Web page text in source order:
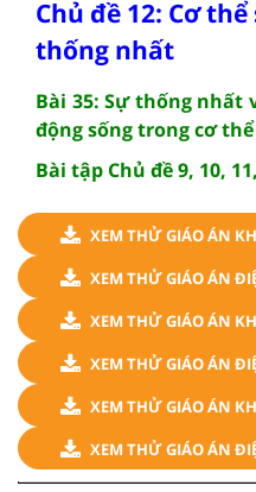
Chủ đề 12: Cơ
thống nhất
Bài 35: Sự thống nhất
động sống trong cơ
Bài tập Chủ đề 9, 10,
XEM THỬ GIÁO ÁN
XEM THỬ GIÁO ÁN
XEM THỬ GIÁO ÁN
XEM THỬ GIÁO ÁN
XEM THỬ GIÁO ÁN
XEM THỬ GIÁO ÁN